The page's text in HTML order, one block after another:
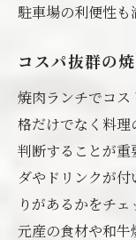
駐車場の利便性も
コスパ抜群の
焼肉ランチでコ
格だけでなく料
判断することが重
ダやドリンクが
りがあるかをチ
元産の食材や和牛